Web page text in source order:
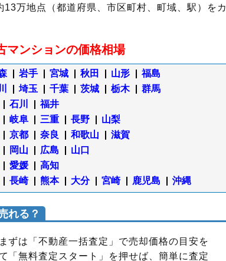
万地点（都道府県、市区町村、町域、駅）をカ
マンションの価格相場
岩手 宮城 秋田 山形 福島
埼玉 千葉 茨城 栃木 群馬
石川 福井
岐阜 三重 長野 山梨
京都 奈良 和歌山 滋賀
岡山 広島 山口
愛媛 高知
長崎 熊本 大分 宮崎 鹿児島 沖縄
れる？
ずは「不動産一括査定」で売却価格の目安を
「無料査定スタート」を押せば、簡単に査定